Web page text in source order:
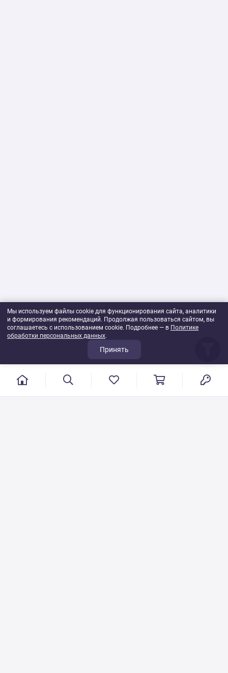
Мы используем файлы cookie для функционирования сайта, аналитики
и формирования рекомендаций. Продолжая пользоваться сайтом, вы
соглашаетесь с использованием cookie. Подробнее — в Политике
обработки персональных данных.
Принять